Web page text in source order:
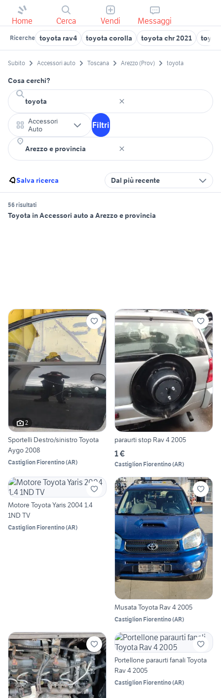
Home Cerca Vendi Messaggi
Ricerche toyota rav4 toyota corolla toyota chr 2021
Subito Accessori auto Toscana Arezzo (Prov) toyota
Cosa cerchi?
Accessori
Auto
Filtri
Salva ricerca Dal più recente
56 risultati
Toyota in Accessori auto a Arezzo e provincia
2
Sportelli Destro/sinistro Toyota
Aygo 2008
Castiglion Fiorentino(AR)
paraurti stop Rav 4 2005
1 €
Castiglion Fiorentino(AR)
Motore Toyota Yaris 2004 1.4
1ND TV
Castiglion Fiorentino(AR)
Musata Toyota Rav 4 2005
Castiglion Fiorentino(AR)
Portellone paraurti fanali Toyota
Rav 4 2005
Castiglion Fiorentino(AR)